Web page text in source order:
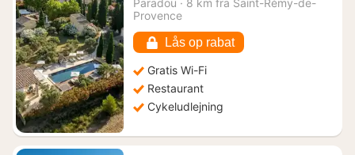
Paradou · 8 km fra Saint-Rémy-de-
Provence
Lås op rabat
Gratis Wi-Fi
Restaurant
Cykeludlejning